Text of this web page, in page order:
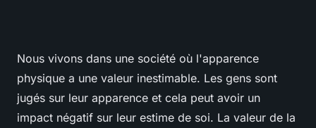
Nous vivons dans une société où l'apparence
physique a une valeur inestimable. Les gens sont
jugés sur leur apparence et cela peut avoir un
impact négatif sur leur estime de soi. La valeur de la